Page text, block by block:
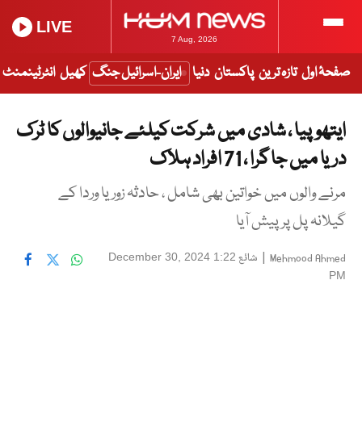
7 Aug, 2026
LIVE
صفحۂ اول تازہ ترین پاکستان دنیا ایران-اسرائیل جنگ کھیل انٹرٹینمنٹ
ایتھوپیا ، شادی میں شرکت کیلئے جانیوالوں کا ٹرک
دریا میں جا گرا ، 71 افراد ہلاک
مرنے والوں میں خواتین بھی شامل ، حادثہ زوریا وردا کے
گیلانہ پل پر پیش آیا
Mehmood Ahmed
| شائع December 30, 2024 1:22
PM